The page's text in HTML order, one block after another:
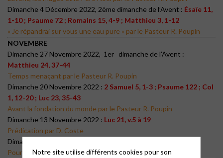
Dimanche 4 Décembre 2022, 2ème dimanche de l’Avent : Ésaïe 11,
1-10 ; Psaume 72 ; Romains 15, 4-9 ; Matthieu 3, 1-12
« Je répandrai sur vous une eau pure » par le Pasteur R. Poupin
NOVEMBRE
Dimanche 27 Novembre 2022, 1er dimanche de l’Avent :
Matthieu 24, 37-44
Temps menaçant par le Pasteur R. Poupin
Dimanche 20 Novembre 2022 : 2 Samuel 5, 1-3 ; Psaume 122 ; Col
1, 12-20 ; Luc 23, 35-43
Avant la fondation du monde par le Pasteur R. Poupin
Dimanche 13 Novembre 2022 : Luc 21, v.5 à 19
Prédication par D. Coste
Dimanche 6 Novembre 2022 :
Pour les chrétiens persécutés par S. Griffiths
Notre site utilise différents cookies pour son